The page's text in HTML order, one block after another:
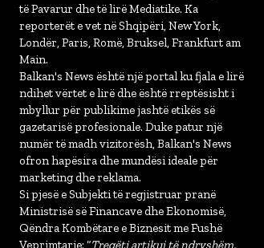
të Pavarur dhe të lirë Mediatike. Ka
reporterët e vet në Shqipëri, New York,
Londër, Paris, Romë, Bruksel, Frankfurt am
Main.
Balkan's News është një portal ku fjala e lirë
ndihet vërtet e lirë dhe është rreptësisht i
mbyllur për publikime jashtë etikës së
gazetarisë profesionale. Duke patur një
numër të madh vizitorësh, Balkan's News
ofron hapësira dhe mundësi ideale për
marketing dhe reklama.
Si pjesë e Subjekti të regjistruar pranë
Ministrisë së Financave dhe Ekonomisë,
Qëndra Kombëtare e Biznesit me Fushë
Veprimtarie: “Tregëti artikuj të ndryshëm,